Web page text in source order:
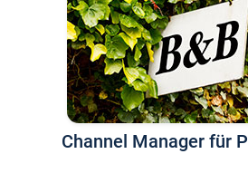
Channel Manager für